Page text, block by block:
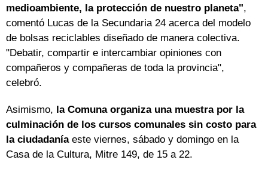
medioambiente, la protección de nuestro planeta",
comentó Lucas de la Secundaria 24 acerca del modelo
de bolsas reciclables diseñado de manera colectiva.
"Debatir, compartir e intercambiar opiniones con
compañeros y compañeras de toda la provincia",
celebró.
Asimismo, la Comuna organiza una muestra por la
culminación de los cursos comunales sin costo para
la ciudadaníaeste viernes, sábado y domingo en la
Casa de la Cultura, Mitre 149, de 15 a 22.